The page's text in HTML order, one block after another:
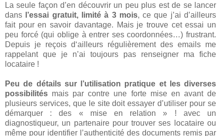
La seule façon d’en découvrir un peu plus est de se lancer
dans l’essai gratuit, limité à 3 mois, ce que j’ai d’ailleurs
fait pour en savoir davantage. Mais je trouve cet essai un
peu forcé (qui oblige à entrer ses coordonnées…) frustrant.
Depuis je reçois d‘ailleurs régulièrement des emails me
rappelant que je n’ai toujours pas renseigner ma fiche
locataire !
Peu de détails sur l’utilisation pratique et les diverses
possibilités mais par contre une forte mise en avant de
plusieurs services, que le site doit essayer d’utiliser pour se
démarquer : des « mise en relation » ! avec un
diagnostiqueur, un partenaire pour trouver ses locataire ou
même pour identifier l’authenticité des documents remis par